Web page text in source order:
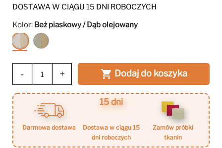
DOSTAWA W CIĄGU 15 DNI ROBOCZYCH
Kolor: Beż piaskowy / Dąb olejowany
Beż
piaskowy
olejowany
Eukaliptus
/
- +  Dodaj do koszyka
darmowa dostawa
15 dni
dostawa w ciągu 15
dni roboczych
zamów próbki
tkanin